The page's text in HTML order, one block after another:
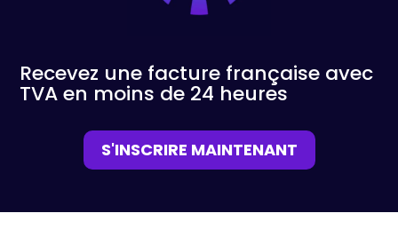
Recevez une facture française avec
TVA en moins de 24 heures
S'INSCRIRE MAINTENANT